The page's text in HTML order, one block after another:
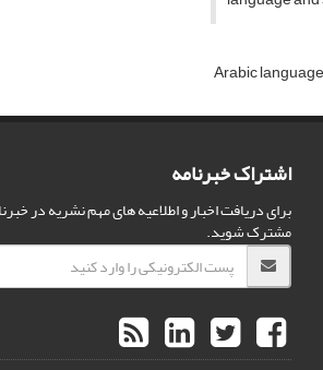
Arabic language
اشتراک خبرنامه
برای دریافت اخبار و اطلاعیه های مهم نشریه در
مشترک شوید.